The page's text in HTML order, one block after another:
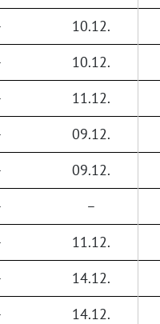
10.12.
10.12.
11.12.
09.12.
09.12.
–
11.12.
14.12.
14.12.